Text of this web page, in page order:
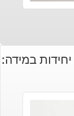
זירקונים סינטטיים בצבעים 18 יחידות במידה: